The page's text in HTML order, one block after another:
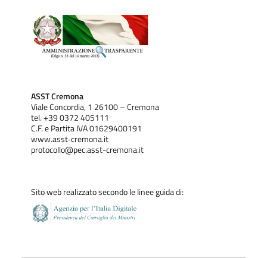
ASST Cremona
Viale Concordia, 1 26100 – Cremona
tel. +39 0372 405111
C.F. e Partita IVA 01629400191
www.asst‐cremona.it
protocollo@pec.asst-cremona.it
Sito web realizzato secondo le linee guida di: